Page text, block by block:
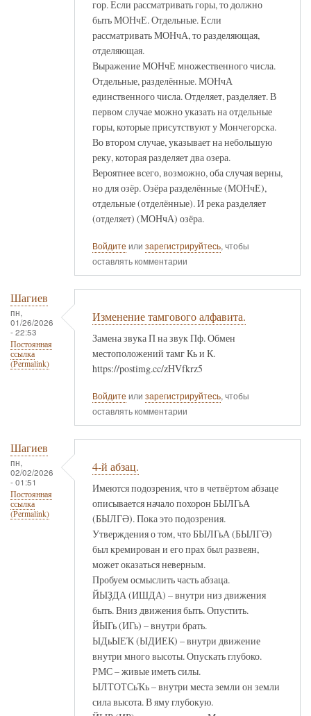
гор. Если рассматривать горы, то должно
быть МОНчЕ. Отдельные. Если
рассматривать МОНчА, то разделяющая,
отделяющая.
Выражение МОНчЕ множественного числа.
Отдельные, разделённые. МОНчА
единственного числа. Отделяет, разделяет. В
первом случае можно указать на отдельные
горы, которые присутствуют у Мончегорска.
Во втором случае, указывает на небольшую
реку, которая разделяет два озера.
Вероятнее всего, возможно, оба случая верны,
но для озёр. Озёра разделённые (МОНчЕ),
отдельные (отделённые). И река разделяет
(отделяет) (МОНчА) озёра.
Войдите или зарегистрируйтесь, чтобы
оставлять комментарии
Шагиев
пн,
01/26/2026
- 22:53
Постоянная
ссылка
(Permalink)
Изменение тамгового алфавита.
Замена звука П на звук Пф. Обмен
местоположений тамг Кь и К.
https://postimg.cc/zHVfkrz5
Войдите или зарегистрируйтесь, чтобы
оставлять комментарии
Шагиев
пн,
02/02/2026
- 01:51
Постоянная
ссылка
(Permalink)
4-й абзац.
Имеются подозрения, что в четвёртом абзаце
описывается начало похорон БЫЛГьА
(БЫЛГӘ). Пока это подозрения.
Утверждения о том, что БЫЛГьА (БЫЛГӘ)
был кремирован и его прах был развеян,
может оказаться неверным.
Пробуем осмыслить часть абзаца.
ЙЫҘДА (ИШДА) – внутри низ движения
быть. Вниз движения быть. Опустить.
ЙЫГь (ИГь) – внутри брать.
ЫДьЫЕҠ (ЫДИЕК) – внутри движение
внутри много высоты. Опускать глубоко.
РМС – живые иметь силы.
ЫЛТОТСьҠь – внутри места земли он земли
сила высота. В яму глубокую.